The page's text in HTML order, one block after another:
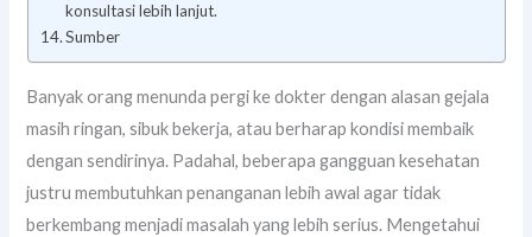
konsultasi lebih lanjut.
Sumber
Banyak orang menunda pergi ke dokter dengan alasan gejala
masih ringan, sibuk bekerja, atau berharap kondisi membaik
dengan sendirinya. Padahal, beberapa gangguan kesehatan
justru membutuhkan penanganan lebih awal agar tidak
berkembang menjadi masalah yang lebih serius. Mengetahui